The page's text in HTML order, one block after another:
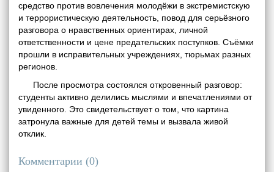
средство против вовлечения молодёжи в экстремистскую
и террористическую деятельность, повод для серьёзного
разговора о нравственных ориентирах, личной
ответственности и цене предательских поступков. Съёмки
прошли в исправительных учреждениях, тюрьмах разных
регионов.
После просмотра состоялся откровенный разговор:
студенты активно делились мыслями и впечатлениями от
увиденного. Это свидетельствует о том, что картина
затронула важные для детей темы и вызвала живой
отклик.
Комментарии (0)